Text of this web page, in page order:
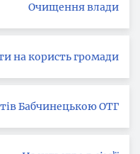
Очищення влади
на користь громади
Бабчинецькою ОТГ